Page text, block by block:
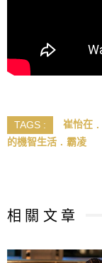
TAGS : 崔怡在
的機智生活
霸凌
相 關 文 章